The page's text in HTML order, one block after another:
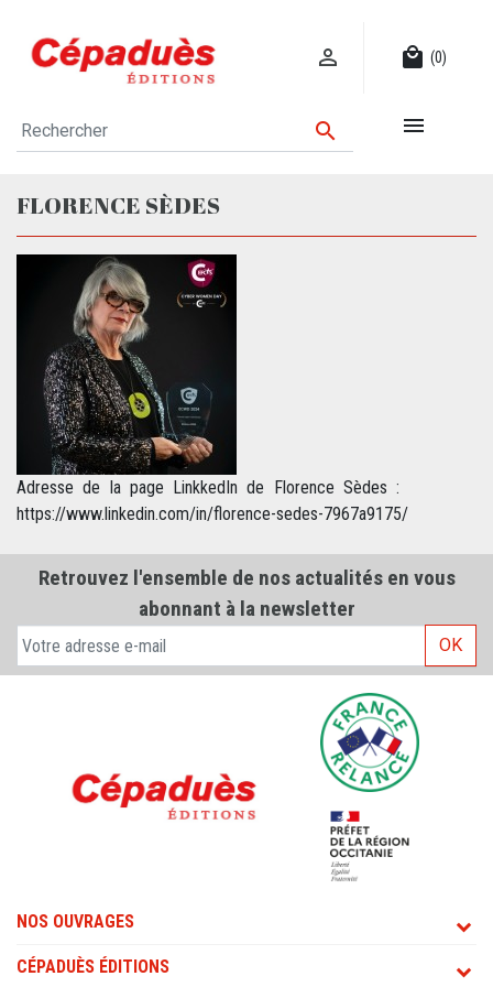
 local_mall (0)
 
FLORENCE SÈDES
Adresse de la page LinkkedIn de Florence Sèdes :
https://www.linkedin.com/in/florence-sedes-7967a9175/
Retrouvez l'ensemble de nos actualités en vous
abonnant à la newsletter
OK
NOS OUVRAGES
CÉPADUÈS ÉDITIONS